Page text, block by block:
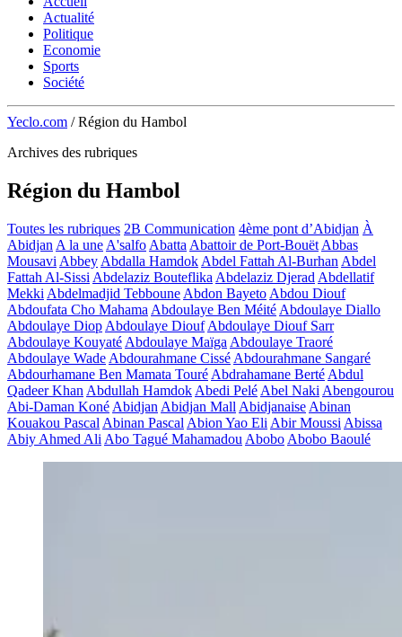
Actualité
Politique
Economie
Sports
Société
Yeclo.com / Région du Hambol
Archives des rubriques
Région du Hambol
Toutes les rubriques 2B Communication 4ème pont d’Abidjan À
Abidjan A la une A'salfo Abatta Abattoir de Port-Bouët Abbas
Mousavi Abbey Abdalla Hamdok Abdel Fattah Al-Burhan Abdel
Fattah Al-Sissi Abdelaziz Bouteflika Abdelaziz Djerad Abdellatif
Mekki Abdelmadjid Tebboune Abdon Bayeto Abdou Diouf
Abdoufata Cho Mahama Abdoulaye Ben Méité Abdoulaye Diallo
Abdoulaye Diop Abdoulaye Diouf Abdoulaye Diouf Sarr
Abdoulaye Kouyaté Abdoulaye Maïga Abdoulaye Traoré
Abdoulaye Wade Abdourahmane Cissé Abdourahmane Sangaré
Abdourhamane Ben Mamata Touré Abdrahamane Berté Abdul
Qadeer Khan Abdullah Hamdok Abedi Pelé Abel Naki Abengourou
Abi-Daman Koné Abidjan Abidjan Mall Abidjanaise Abinan
Kouakou Pascal Abinan Pascal Abion Yao Eli Abir Moussi Abissa
Abiy Ahmed Ali Abo Tagué Mahamadou Abobo Abobo Baoulé